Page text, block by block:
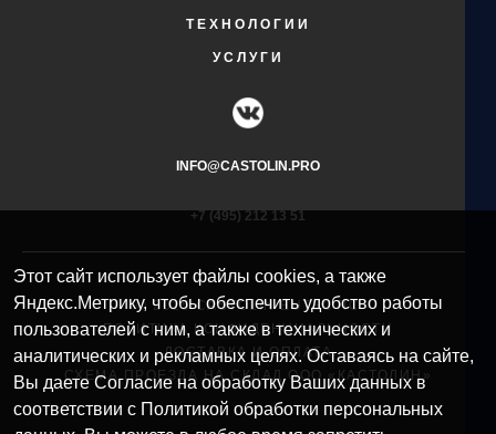
ТЕХНОЛОГИИ
УСЛУГИ
INFO@CASTOLIN.PRO
+7 (495) 212 13 51​
© 2025 CASTOLIN EUTECTIC
ПОЛИТИКА КОНФИДЕНЦИАЛЬНОСТИ
ДОСТАВКА И ОПЛАТА
СХЕМА ПРОЕЗДА НА СКЛАД ООО «КАСТОЛИН»
Этот сайт использует файлы cookies, а также
Яндекс.Метрику, чтобы обеспечить удобство работы
пользователей с ним, а также в технических и
аналитических и рекламных целях. Оставаясь на сайте,
Вы даете Согласие на обработку Ваших данных в
соответствии с Политикой обработки персональных